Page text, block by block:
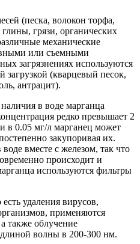
(песка, волокон торфа,
грязи, органических
механические
или съемными
загрязнениях используются
загрузкой (кварцевый песок,
антрацит).
в воде марганца
редко превышает 2
в 0.05 мг/л марганец может
закупоривая их.
вместе с железом, так что
происходит и
используются фильтры
удаления вирусов,
применяются
также облучение
волны в 200-300 нм.